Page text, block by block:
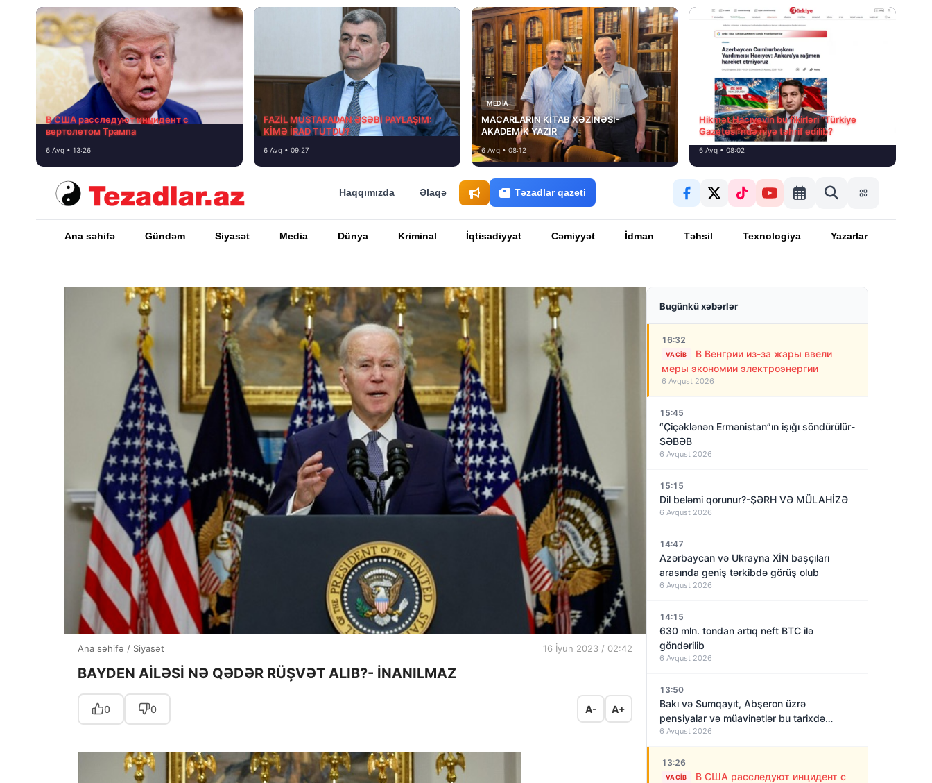
В США расследуют инцидент с
вертолетом Трампа
6 Avq • 13:26
FAZİL MUSTAFADAN ƏSƏBİ PAYLAŞIM:
KİMƏ İRAD TUTDU?
6 Avq • 09:27
MEDİA
MACARLARIN KİTAB XƏZİNƏSİ-
AKADEMİK YAZIR
6 Avq • 08:12
Hikmət Hacıyevin bu fikirləri “Türkiye
Gazetesi”ndə niyə təhrif edilib?
6 Avq • 08:02
Haqqımızda Əlaqə Təzadlar qazeti
Ana səhifə Gündəm Siyasət Media Dünya Kriminal İqtisadiyyat Cəmiyyət İdman Təhsil Texnologiya Yazarlar
Ana səhifə / Siyasət 16 İyun 2023 / 02:42
BAYDEN AİLƏSİ NƏ QƏDƏR RÜŞVƏT ALIB?- İNANILMAZ
0 0 A- A+
Bugünkü xəbərlər
16:32
VACIB
В Венгрии из-за жары ввели
меры экономии электроэнергии
6 Avqust 2026
15:45
“Çiçəklənən Ermənistan”ın işığı söndürülür-
SƏBƏB
6 Avqust 2026
15:15
Dil beləmi qorunur?-ŞƏRH VƏ MÜLAHİZƏ
6 Avqust 2026
14:47
Azərbaycan və Ukrayna XİN başçıları
arasında geniş tərkibdə görüş olub
6 Avqust 2026
14:15
630 mln. tondan artıq neft BTC ilə
göndərilib
6 Avqust 2026
13:50
Bakı və Sumqayıt, Abşeron üzrə
pensiyalar və müavinətlər bu tarixdə
veriləcək
6 Avqust 2026
13:26
VACIB
В США расследуют инцидент с